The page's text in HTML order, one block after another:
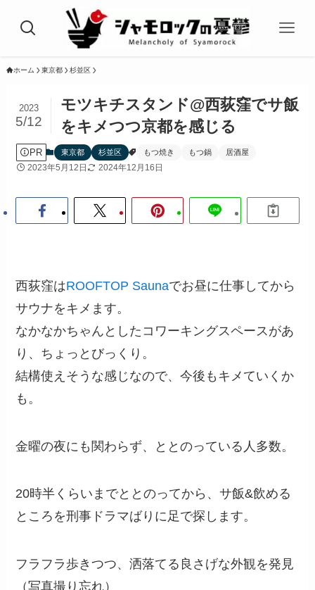
ホーム 東京都 杉並区
モツキチスタンド@西荻窪でサ飯
をキメつつ京都を感じる
2023
5/12
PR 東京都 杉並区 もつ焼き もつ鍋 居酒屋
2023年5月12日 2024年12月16日
西荻窪はROOFTOP Saunaでお昼に仕事してから
サウナをキメます。
なかなかちゃんとしたコワーキングスペースがあ
り、ちょっとびっくり。
結構使えそうな感じなので、今後もキメていくか
も。
金曜の夜にも関わらず、ととのっている人多数。
20時半くらいまでととのってから、サ飯&飲める
ところを刑事ドラマばりに足で探します。
フラフラ歩きつつ、洒落てる良さげな外観を発見
（写真撮り忘れ）